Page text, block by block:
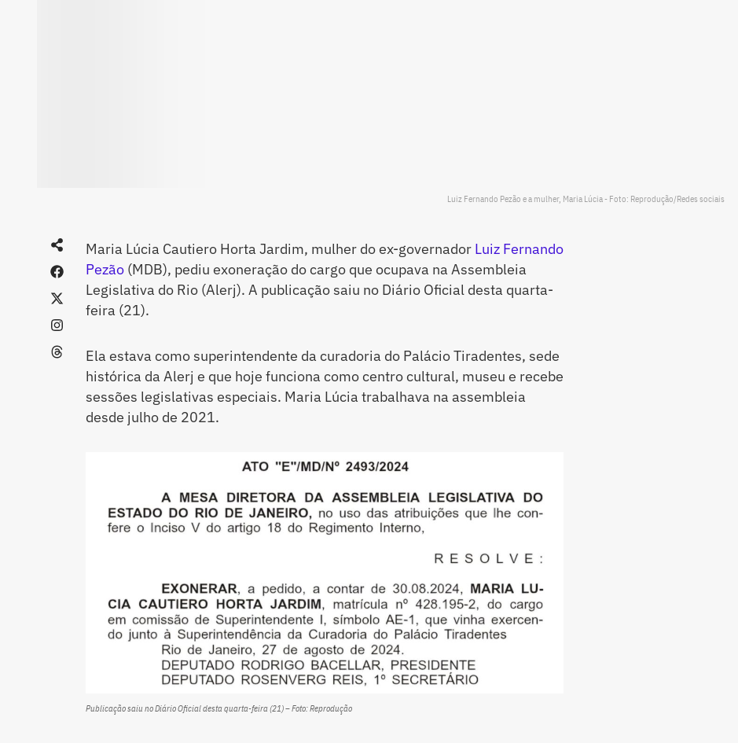
Luiz Fernando Pezão e a mulher, Maria Lúcia - Foto: Reprodução/Redes sociais
Maria Lúcia Cautiero Horta Jardim, mulher do ex-governador Luiz Fernando
Pezão(MDB), pediu exoneração do cargo que ocupava na Assembleia
Legislativa do Rio (Alerj). A publicação saiu no Diário Oficial desta quarta-
feira (21).
Ela estava como superintendente da curadoria do Palácio Tiradentes, sede
histórica da Alerj e que hoje funciona como centro cultural, museu e recebe
sessões legislativas especiais. Maria Lúcia trabalhava na assembleia
desde julho de 2021.
Publicação saiu no Diário Oficial desta quarta-feira (21) – Foto: Reprodução